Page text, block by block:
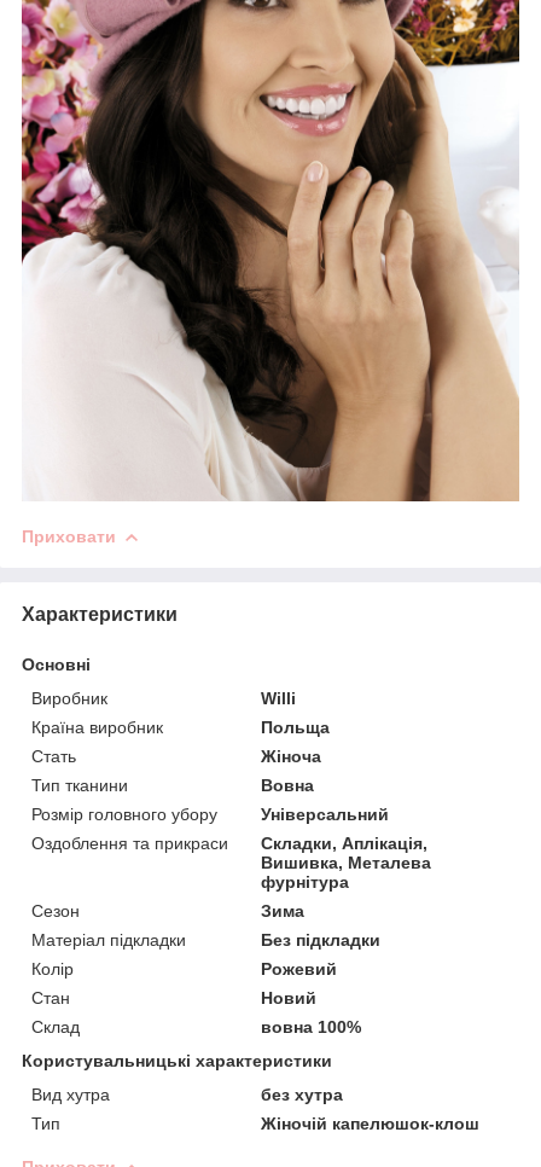
Приховати
Характеристики
Основні
Виробник
Willi
Країна виробник
Польща
Стать
Жіноча
Тип тканини
Вовна
Розмір головного убору
Універсальний
Оздоблення та прикраси
Складки, Аплікація,
Вишивка, Металева
фурнітура
Сезон
Зима
Матеріал підкладки
Без підкладки
Колір
Рожевий
Стан
Новий
Склад
вовна 100%
Користувальницькі характеристики
Вид хутра
без хутра
Тип
Жіночій капелюшок-клош